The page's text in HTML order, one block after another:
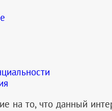
на то, что данный